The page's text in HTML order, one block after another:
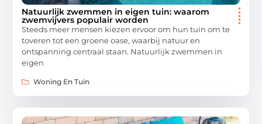
Natuurlijk zwemmen in eigen tuin: waarom
zwemvijvers populair worden
Steeds meer mensen kiezen ervoor om hun tuin om te
toveren tot een groene oase, waarbij natuur en
ontspanning centraal staan. Natuurlijk zwemmen in
eigen
Woning En Tuin